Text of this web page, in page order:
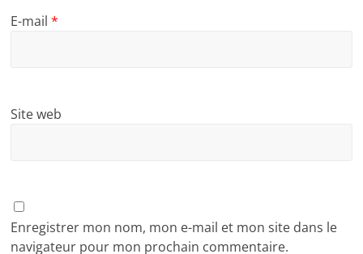
E-mail*
Site web
Enregistrer mon nom, mon e-mail et mon site dans le
navigateur pour mon prochain commentaire.